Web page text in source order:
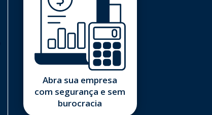
Abra sua empresa
com segurança e sem
burocracia